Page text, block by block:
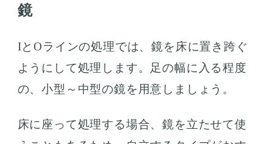
鏡
IとOラインの処理では、鏡を床に置き跨ぐ
ようにして処理します。足の幅に入る程度
の、小型～中型の鏡を用意しましょう。
床に座って処理する場合、鏡を立たせて使